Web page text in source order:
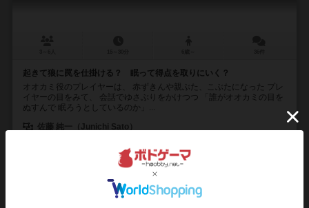
起きて狼に罠を仕掛ける？ 眠って得点を取りにいく？
オオカミ役のプレイヤーは、 赤ずきんや親ぶた、こぶたになった プレ
イヤーの目をみて、 会話でゆさぶりをかけつつ 「誰がオオカミの目を
ぬすんで 眠ろうとしているのか」...
佐藤 純一（Junichi Sato）
アークライト（Arclight）
Junias
2684
経験あり
316
お気に入り